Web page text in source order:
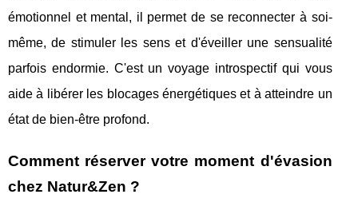
émotionnel et mental, il permet de se reconnecter à soi-
même, de stimuler les sens et d'éveiller une sensualité
parfois endormie. C'est un voyage introspectif qui vous
aide à libérer les blocages énergétiques et à atteindre un
état de bien-être profond.
Comment réserver votre moment d'évasion
chez Natur&Zen ?